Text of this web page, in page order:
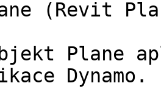
(Revit
Plane
Dynamo.